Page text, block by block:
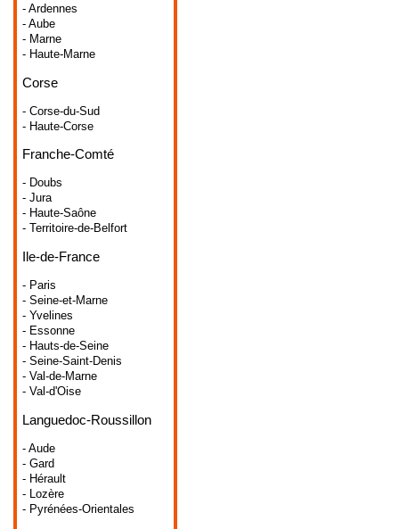
- Ardennes
- Aube
- Marne
- Haute-Marne
Corse
- Corse-du-Sud
- Haute-Corse
Franche-Comté
- Doubs
- Jura
- Haute-Saône
- Territoire-de-Belfort
Ile-de-France
- Paris
- Seine-et-Marne
- Yvelines
- Essonne
- Hauts-de-Seine
- Seine-Saint-Denis
- Val-de-Marne
- Val-d'Oise
Languedoc-Roussillon
- Aude
- Gard
- Hérault
- Lozère
- Pyrénées-Orientales